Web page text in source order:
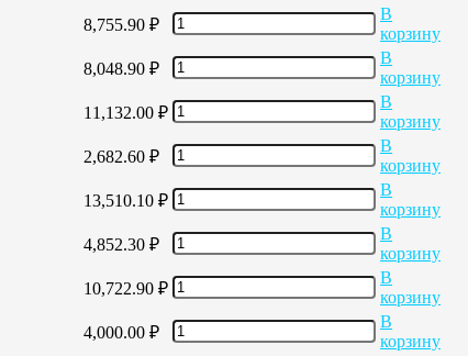
8,755.90 ₽
В
корзину
8,048.90 ₽
В
корзину
11,132.00 ₽
В
корзину
2,682.60 ₽
В
корзину
13,510.10 ₽
В
корзину
4,852.30 ₽
В
корзину
10,722.90 ₽
В
корзину
4,000.00 ₽
В
корзину